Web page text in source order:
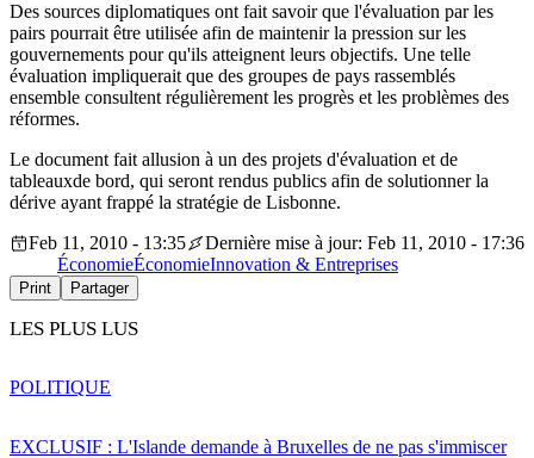
Des sources diplomatiques ont fait savoir que l'évaluation par les
pairs pourrait être utilisée afin de maintenir la pression sur les
gouvernements pour qu'ils atteignent leurs objectifs. Une telle
évaluation impliquerait que des groupes de pays rassemblés
ensemble consultent régulièrement les progrès et les problèmes des
réformes.
Le document fait allusion à un des projets d'évaluation et de
tableauxde bord, qui seront rendus publics afin de solutionner la
dérive ayant frappé la stratégie de Lisbonne.
Feb 11, 2010 - 13:35
Dernière mise à jour: Feb 11, 2010 - 17:36
ÉconomieÉconomieInnovation & Entreprises
Print Partager
LES PLUS LUS
EXCLUSIF : L'Islande demande à Bruxelles de ne pas s'immiscer
POLITIQUE